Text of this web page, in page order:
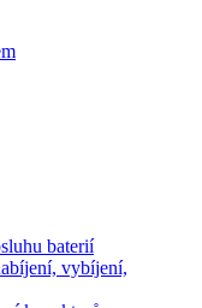
baterií
vybíjení,